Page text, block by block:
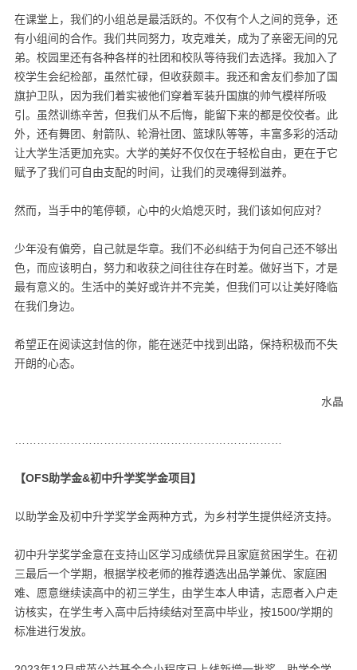
在课堂上，我们的小组总是最活跃的。不仅有个人之间的竞争，还
有小组间的合作。我们共同努力，攻克难关，成为了亲密无间的兄
弟。校园里还有各种各样的社团和校队等待我们去选择。我加入了
校学生会纪检部，虽然忙碌，但收获颇丰。我还和舍友们参加了国
旗护卫队，因为我们着实被他们穿着军装升国旗的帅气模样所吸
引。虽然训练辛苦，但我们从不后悔，能留下来的都是佼佼者。此
外，还有舞团、射箭队、轮滑社团、篮球队等等，丰富多彩的活动
让大学生活更加充实。大学的美好不仅仅在于轻松自由，更在于它
赋予了我们可自由支配的时间，让我们的灵魂得到滋养。
然而，当手中的笔停顿，心中的火焰熄灭时，我们该如何应对？
少年没有偏旁，自己就是华章。我们不必纠结于为何自己还不够出
色，而应该明白，努力和收获之间往往存在时差。做好当下，才是
最有意义的。生活中的美好或许并不完美，但我们可以让美好降临
在我们身边。
希望正在阅读这封信的你，能在迷茫中找到出路，保持积极而不失
开朗的心态。
水晶
【OFS助学金&初中升学奖学金项目】
以助学金及初中升学奖学金两种方式，为乡村学生提供经济支持。
初中升学奖学金意在支持山区学习成绩优异且家庭贫困学生。在初
三最后一个学期，根据学校老师的推荐遴选出品学兼优、家庭困
难、愿意继续读高中的初三学生，由学生本人申请，志愿者入户走
访核实，在学生考入高中后持续结对至高中毕业，按1500/学期的
标准进行发放。